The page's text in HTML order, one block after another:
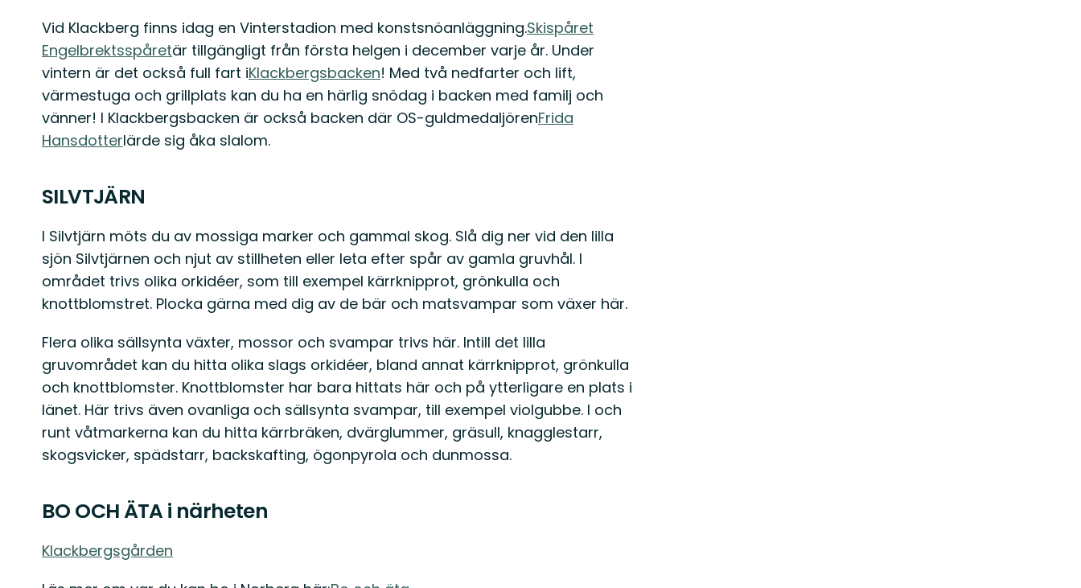
Vid Klackberg finns idag en Vinterstadion med konst­snö­anläggning.Skispåret
Engelbrektsspåretär tillgängligt från första helgen i december varje år. Under
vintern är det också full fart iKlackbergsbacken! Med två nedfarter och lift,
värmestuga och grillplats kan du ha en härlig snödag i backen med familj och
vänner! I Klackbergsbacken är också backen där OS-guldmedaljörenFrida
Hansdotterlärde sig åka slalom.
SILVTJÄRN
I Silvtjärn möts du av mossiga marker och gammal skog. Slå dig ner vid den lilla
sjön Silvtjärnen och njut av stillheten eller leta efter spår av gamla gruvhål. I
området trivs olika orkidéer, som till exempel kärrknipprot, grönkulla och
knottblomstret. Plocka gärna med dig av de bär och matsvampar som växer här.
Flera olika sällsynta växter, mossor och svampar trivs här. Intill det lilla
gruvområdet kan du hitta olika slags orkidéer, bland annat kärrknipprot, grönkulla
och knottblomster. Knottblomster har bara hittats här och på ytterligare en plats i
länet. Här trivs även ovanliga och sällsynta svampar, till exempel violgubbe. I och
runt våtmarkerna kan du hitta kärrbräken, dvärglummer, gräsull, knagglestarr,
skogsvicker, spädstarr, backskafting, ögonpyrola och dunmossa.
BO OCH ÄTA i närheten
Klackbergsgården